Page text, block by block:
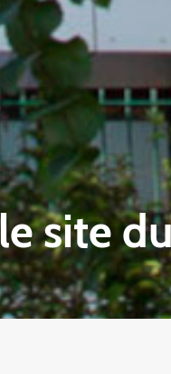
site